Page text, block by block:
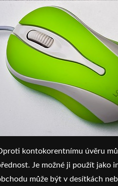
kontokorentnímu úvěru
Je možné ji použít jako
může být v desítkách